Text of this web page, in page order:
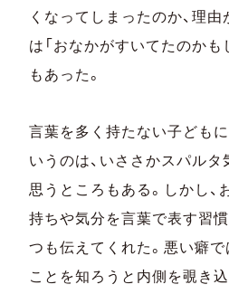
くなってしまったのか、理
は「おなかがすいてたのかも
もあった。
言葉を多く持たない子どもに
いうのは、いささかスパル
思うところもある。しかし
持ちや気分を言葉で表す習
つも伝えてくれた。悪い癖
ことを知ろうと内側を覗き